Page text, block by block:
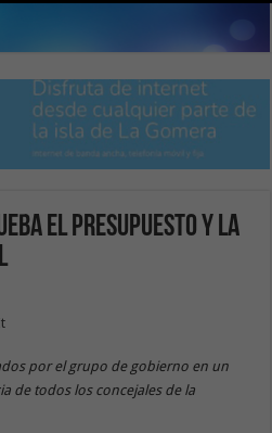
el presupuesto y la
por el grupo de gobierno en un
de todos los concejales de la